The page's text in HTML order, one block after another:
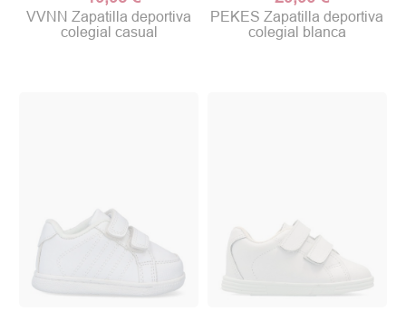
VVNN Zapatilla deportiva
colegial casual
PEKES Zapatilla deportiva
colegial blanca